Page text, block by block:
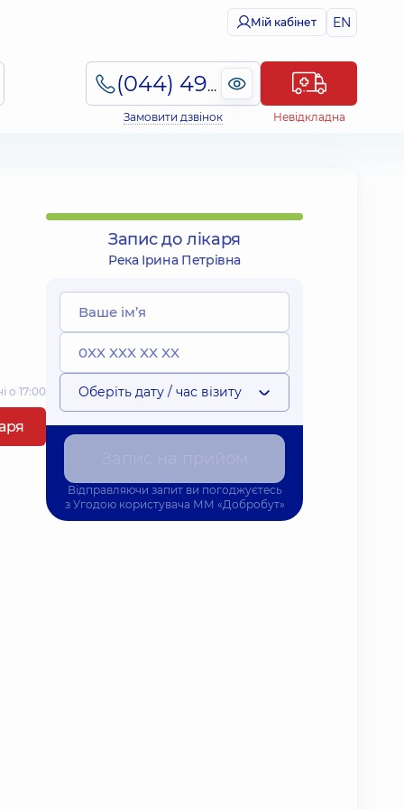
Мій кабінет EN
(044) 495-2-888
Замовити дзвінок Невідкладна
о 17:00
Запис до лікаря
Река Ірина Петрівна
Оберіть дату / час візиту
Відправляючи запит ви погоджуєтесь
з Угодою користувача ММ «Добробут»